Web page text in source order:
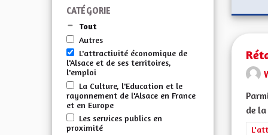
CATÉGORIE
Tout
Autres
L'attractivité économique de
l'Alsace et de ses territoires,
l'emploi
La Culture, l'Education et le
rayonnement de l'Alsace en France
et en Europe
Les services publics en
proximité
de